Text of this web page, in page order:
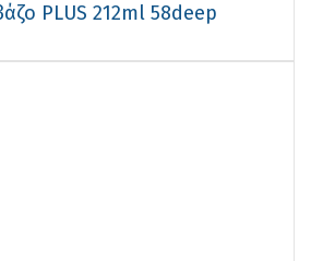
PLUS 212ml 58deep